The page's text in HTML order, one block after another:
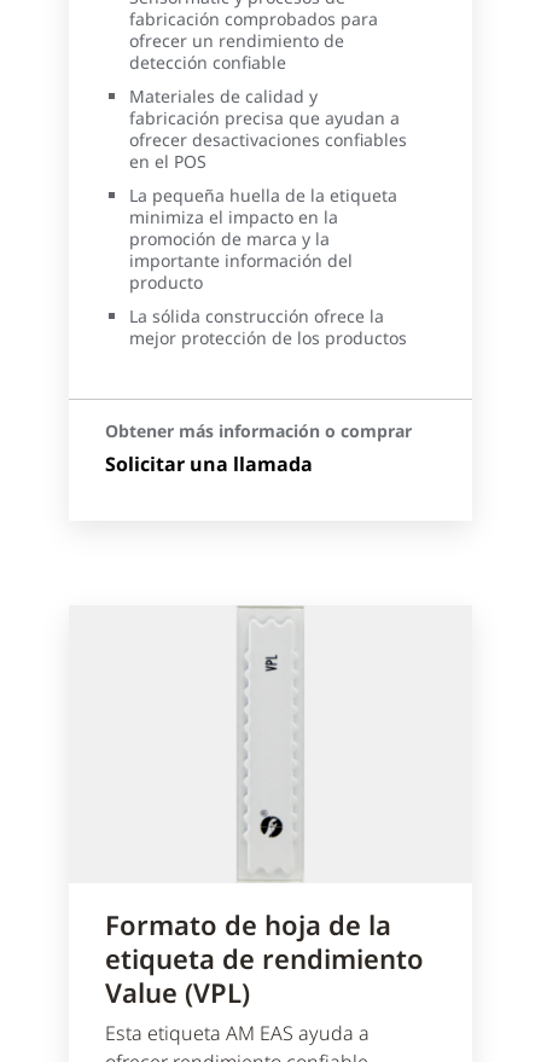
fabricación comprobados para
ofrecer un rendimiento de
detección confiable
Materiales de calidad y
fabricación precisa que ayudan a
ofrecer desactivaciones confiables
en el POS
La pequeña huella de la etiqueta
minimiza el impacto en la
promoción de marca y la
importante información del
producto
La sólida construcción ofrece la
mejor protección de los productos
Obtener más información o comprar
Solicitar una llamada
Formato de hoja de la
etiqueta de rendimiento
Value (VPL)
Esta etiqueta AM EAS ayuda a